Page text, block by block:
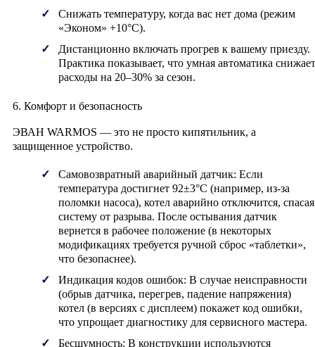
Снижать температуру, когда вас нет дома (режим
«Эконом» +10°C).
Дистанционно включать прогрев к вашему приезду.
Практика показывает, что умная автоматика снижает
расходы на 20–30% за сезон.
6. Комфорт и безопасность
ЭВАН WARMOS — это не просто кипятильник, а
защищенное устройство.
Самовозвратный аварийный датчик: Если
температура достигнет 92±3°C (например, из-за
поломки насоса), котел аварийно отключится, спасая
систему от разрыва. После остывания датчик
вернется в рабочее положение (в некоторых
модификациях требуется ручной сброс «таблетки»,
что безопаснее).
Индикация кодов ошибок: В случае неисправности
(обрыв датчика, перегрев, падение напряжения)
котел (в версиях с дисплеем) покажет код ошибки,
что упрощает диагностику для сервисного мастера.
Бесшумность: В конструкции используются